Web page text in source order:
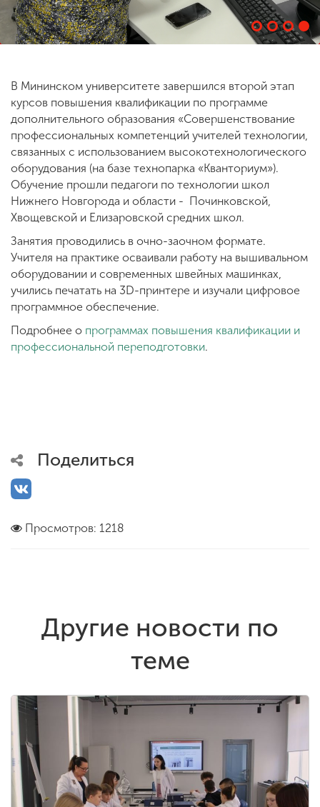
Приемная
комиссия
+7 (831) 262-26-20
В Мининском университете завершился второй этап
курсов повышения квалификации по программе
дополнительного образования «Совершенствование
профессиональных компетенций учителей технологии,
связанных с использованием высокотехнологического
оборудования (на базе технопарка «Кванториум»).
Обучение прошли педагоги по технологии школ
Нижнего Новгорода и области - Починковской,
Хвощевской и Елизаровской средних школ.
Занятия проводились в очно-заочном формате.
Учителя на практике осваивали работу на вышивальном
оборудовании и современных швейных машинках,
учились печатать на 3D-принтере и изучали цифровое
программное обеспечение.
Подробнее о программах повышения квалификации и
профессиональной переподготовки.
Поделиться
Просмотров: 1218
Другие новости по
теме